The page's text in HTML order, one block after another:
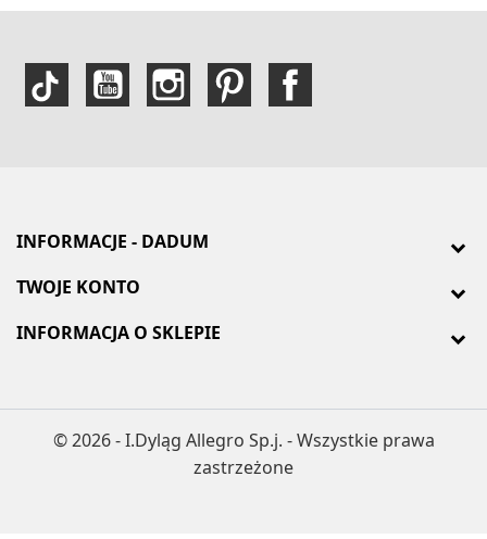
INFORMACJE - DADUM
TWOJE KONTO
INFORMACJA O SKLEPIE
© 2026 - I.Dyląg Allegro Sp.j. - Wszystkie prawa
zastrzeżone